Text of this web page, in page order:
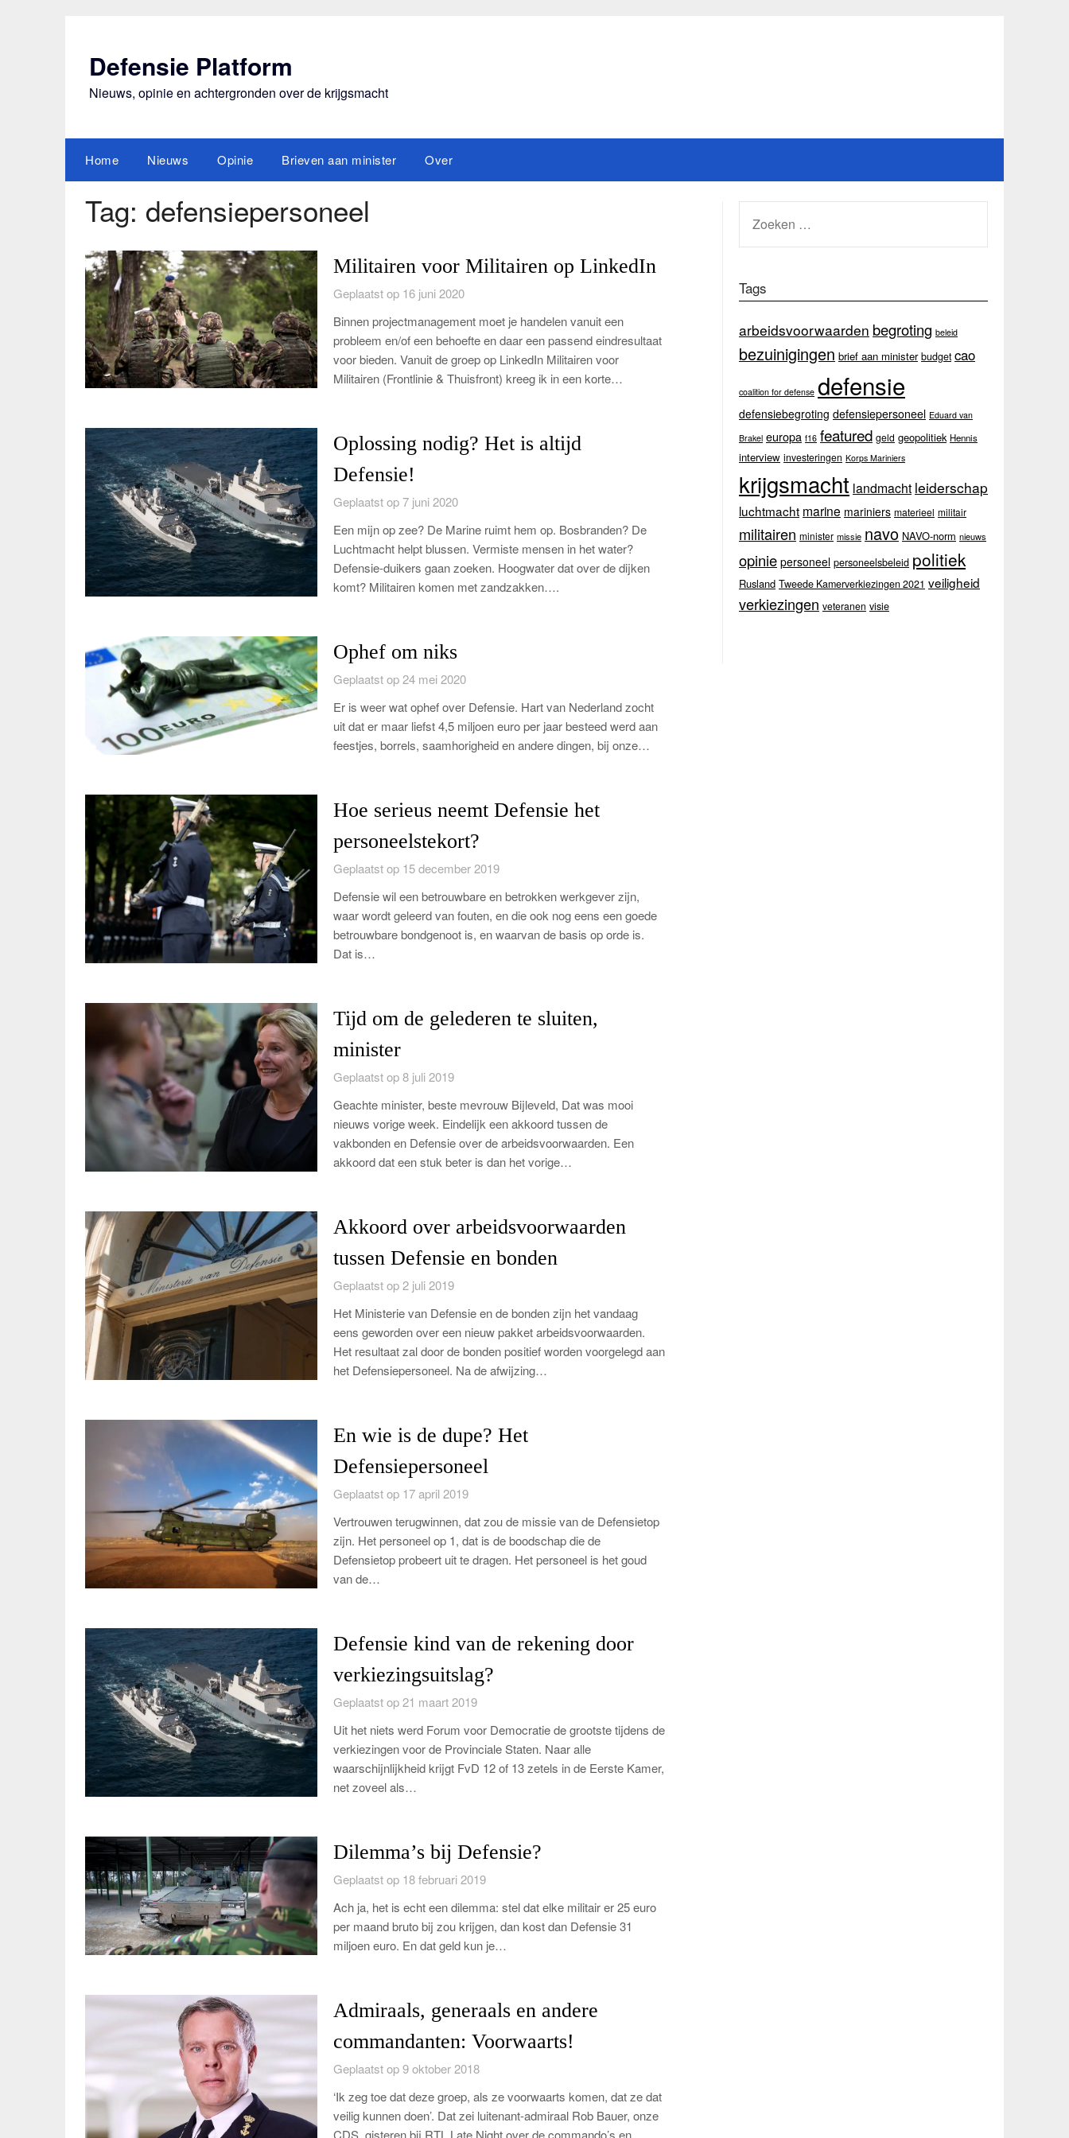
Defensie Platform
Nieuws, opinie en achtergronden over de krijgsmacht
Home Nieuws Opinie Brieven aan minister Over
Tag: defensiepersoneel
Militairen voor Militairen op LinkedIn
Geplaatst op 16 juni 2020
Binnen projectmanagement moet je handelen vanuit een
probleem en/of een behoefte en daar een passend eindresultaat
voor bieden. Vanuit de groep op LinkedIn Militairen voor
Militairen (Frontlinie & Thuisfront) kreeg ik in een korte…
Oplossing nodig? Het is altijd
Defensie!
Geplaatst op 7 juni 2020
Een mijn op zee? De Marine ruimt hem op. Bosbranden? De
Luchtmacht helpt blussen. Vermiste mensen in het water?
Defensie-duikers gaan zoeken. Hoogwater dat over de dijken
komt? Militairen komen met zandzakken….
Ophef om niks
Geplaatst op 24 mei 2020
Er is weer wat ophef over Defensie. Hart van Nederland zocht
uit dat er maar liefst 4,5 miljoen euro per jaar besteed werd aan
feestjes, borrels, saamhorigheid en andere dingen, bij onze…
Hoe serieus neemt Defensie het
personeelstekort?
Geplaatst op 15 december 2019
Defensie wil een betrouwbare en betrokken werkgever zijn,
waar wordt geleerd van fouten, en die ook nog eens een goede
betrouwbare bondgenoot is, en waarvan de basis op orde is.
Dat is…
Tijd om de gelederen te sluiten,
minister
Geplaatst op 8 juli 2019
Geachte minister, beste mevrouw Bijleveld, Dat was mooi
nieuws vorige week. Eindelijk een akkoord tussen de
vakbonden en Defensie over de arbeidsvoorwaarden. Een
akkoord dat een stuk beter is dan het vorige…
Akkoord over arbeidsvoorwaarden
tussen Defensie en bonden
Geplaatst op 2 juli 2019
Het Ministerie van Defensie en de bonden zijn het vandaag
eens geworden over een nieuw pakket arbeidsvoorwaarden.
Het resultaat zal door de bonden positief worden voorgelegd aan
het Defensiepersoneel. Na de afwijzing…
En wie is de dupe? Het
Defensiepersoneel
Geplaatst op 17 april 2019
Vertrouwen terugwinnen, dat zou de missie van de Defensietop
zijn. Het personeel op 1, dat is de boodschap die de
Defensietop probeert uit te dragen. Het personeel is het goud
van de…
Defensie kind van de rekening door
verkiezingsuitslag?
Geplaatst op 21 maart 2019
Uit het niets werd Forum voor Democratie de grootste tijdens de
verkiezingen voor de Provinciale Staten. Naar alle
waarschijnlijkheid krijgt FvD 12 of 13 zetels in de Eerste Kamer,
net zoveel als…
Dilemma’s bij Defensie?
Geplaatst op 18 februari 2019
Ach ja, het is echt een dilemma: stel dat elke militair er 25 euro
per maand bruto bij zou krijgen, dan kost dan Defensie 31
miljoen euro. En dat geld kun je…
Admiraals, generaals en andere
commandanten: Voorwaarts!
Geplaatst op 9 oktober 2018
‘Ik zeg toe dat deze groep, als ze voorwaarts komen, dat ze dat
veilig kunnen doen’. Dat zei luitenant-admiraal Rob Bauer, onze
CDS, gisteren bij RTL Late Night over de commando’s en
NAAR:
Tags
arbeidsvoorwaarden begroting beleid
bezuinigingen brief aan minister budget cao
coalition for defense defensie
defensiebegroting defensiepersoneel Eduard van
Brakel europa f16 featured geld geopolitiek Hennis
interview investeringen Korps Mariniers
krijgsmacht landmacht leiderschap
luchtmacht marine mariniers materieel militair
militairen minister missie navo NAVO-norm nieuws
opinie personeel personeelsbeleid politiek
Rusland Tweede Kamerverkiezingen 2021 veiligheid
verkiezingen veteranen visie